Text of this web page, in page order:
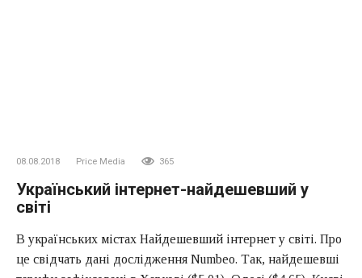
08.08.2018 Price Media 365
Український інтернет-найдешевший у
світі
В українських містах Найдешевший інтернет у світі. Про
це свідчать дані дослідження Numbeo. Так, найдешевші